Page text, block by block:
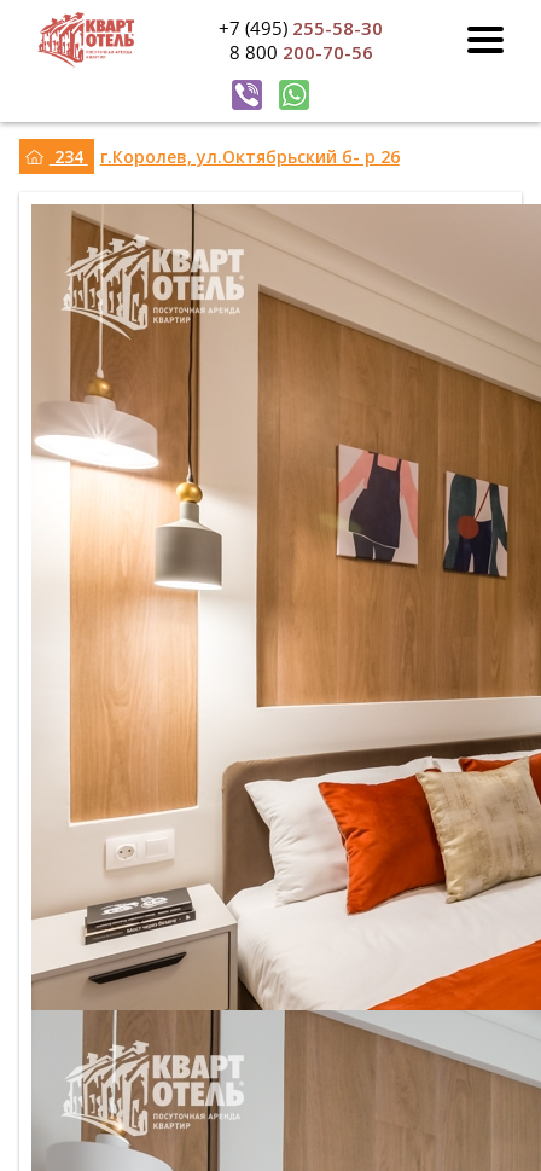
+7 (495) 255-58-30
8 800 200-70-56
234 г.Королев, ул.Октябрьский б- р 26